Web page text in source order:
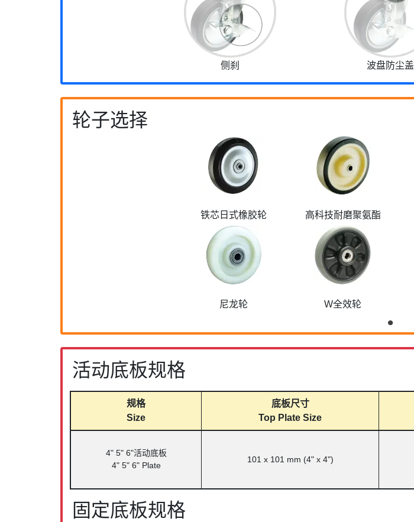
侧刹 波盘防尘盖
轮子选择
铁芯日式橡胶轮
尼龙轮
高科技耐磨聚氨酯
W全效轮
活动底板规格
规格
Size
底板尺寸
Top Plate Size
4" 5" 6"活动底板
4" 5" 6" Plate
101 x 101 mm (4" x 4")
固定底板规格